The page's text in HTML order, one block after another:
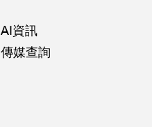
AI資訊
傳媒查詢